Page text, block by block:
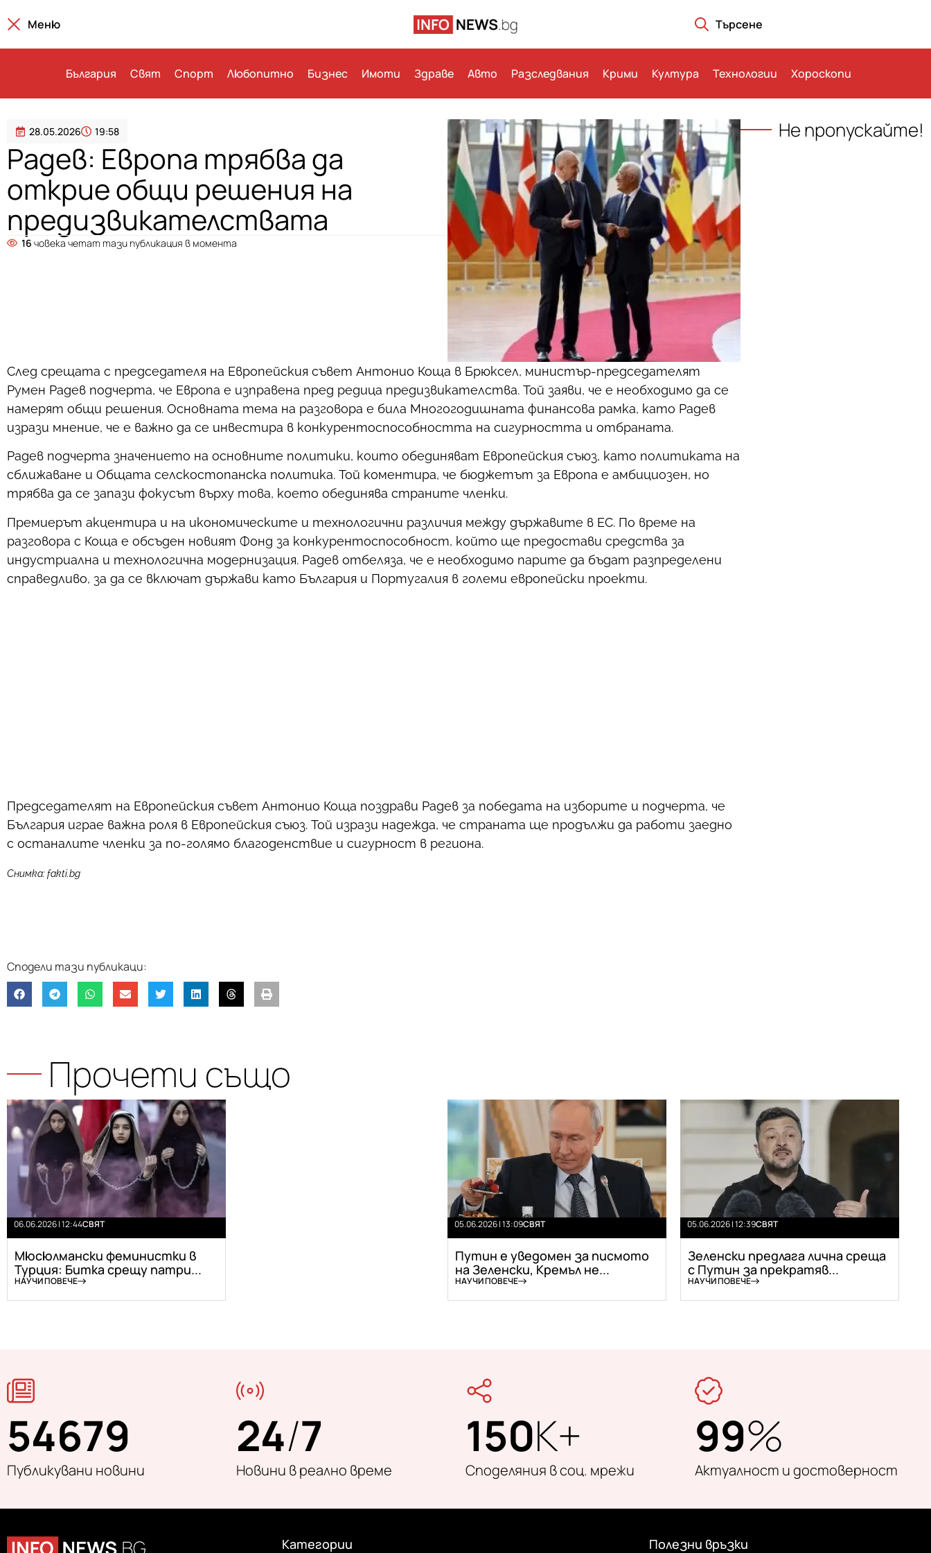
Меню Търсене
България Свят Спорт Любопитно Бизнес Имоти Здраве Авто Разследвания Крими Култура Технологии Хороскопи
28.05.2026 19:58
Радев: Европа трябва да
открие общи решения на
предизвикателствата
16 човека четат тази публикация в момента
След срещата с председателя на Европейския съвет Антонио Коща в Брюксел, министър-председателят
Румен Радев подчерта, че Европа е изправена пред редица предизвикателства. Той заяви, че е необходимо да се
намерят общи решения. Основната тема на разговора е била Многогодишната финансова рамка, като Радев
изрази мнение, че е важно да се инвестира в конкурентоспособността на сигурността и отбраната.
Радев подчерта значението на основните политики, които обединяват Европейския съюз, като политиката на
сближаване и Общата селскостопанска политика. Той коментира, че бюджетът за Европа е амбициозен, но
трябва да се запази фокусът върху това, което обединява страните членки.
Премиерът акцентира и на икономическите и технологични различия между държавите в ЕС. По време на
разговора с Коща е обсъден новият Фонд за конкурентоспособност, който ще предостави средства за
индустриална и технологична модернизация. Радев отбеляза, че е необходимо парите да бъдат разпределени
справедливо, за да се включат държави като България и Португалия в големи европейски проекти.
Председателят на Европейския съвет Антонио Коща поздрави Радев за победата на изборите и подчерта, че
България играе важна роля в Европейския съюз. Той изрази надежда, че страната ще продължи да работи заедно
с останалите членки за по-голямо благоденствие и сигурност в региона.
Снимка: fakti.bg
Не пропускайте!
Прочети също
06.06.2026 | 12:44СВЯТ
Мюсюлмански феминистки в
Турция: Битка срещу патри...
НАУЧИ ПОВЕЧЕ
05.06.2026 | 13:09СВЯТ
Путин е уведомен за писмото
на Зеленски, Кремъл не...
НАУЧИ ПОВЕЧЕ
05.06.2026 | 12:39СВЯТ
Зеленски предлага лична среща
с Путин за прекратяв...
НАУЧИ ПОВЕЧЕ
54679
Публикувани новини
24/7
Новини в реално време
150K+
Споделяния в соц. мрежи
99%
Актуалност и достоверност
Категории Полезни връзки